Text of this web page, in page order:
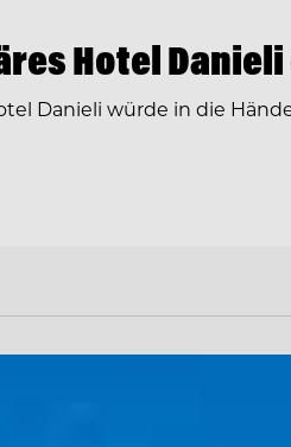
Hotel
Danieli würde in die